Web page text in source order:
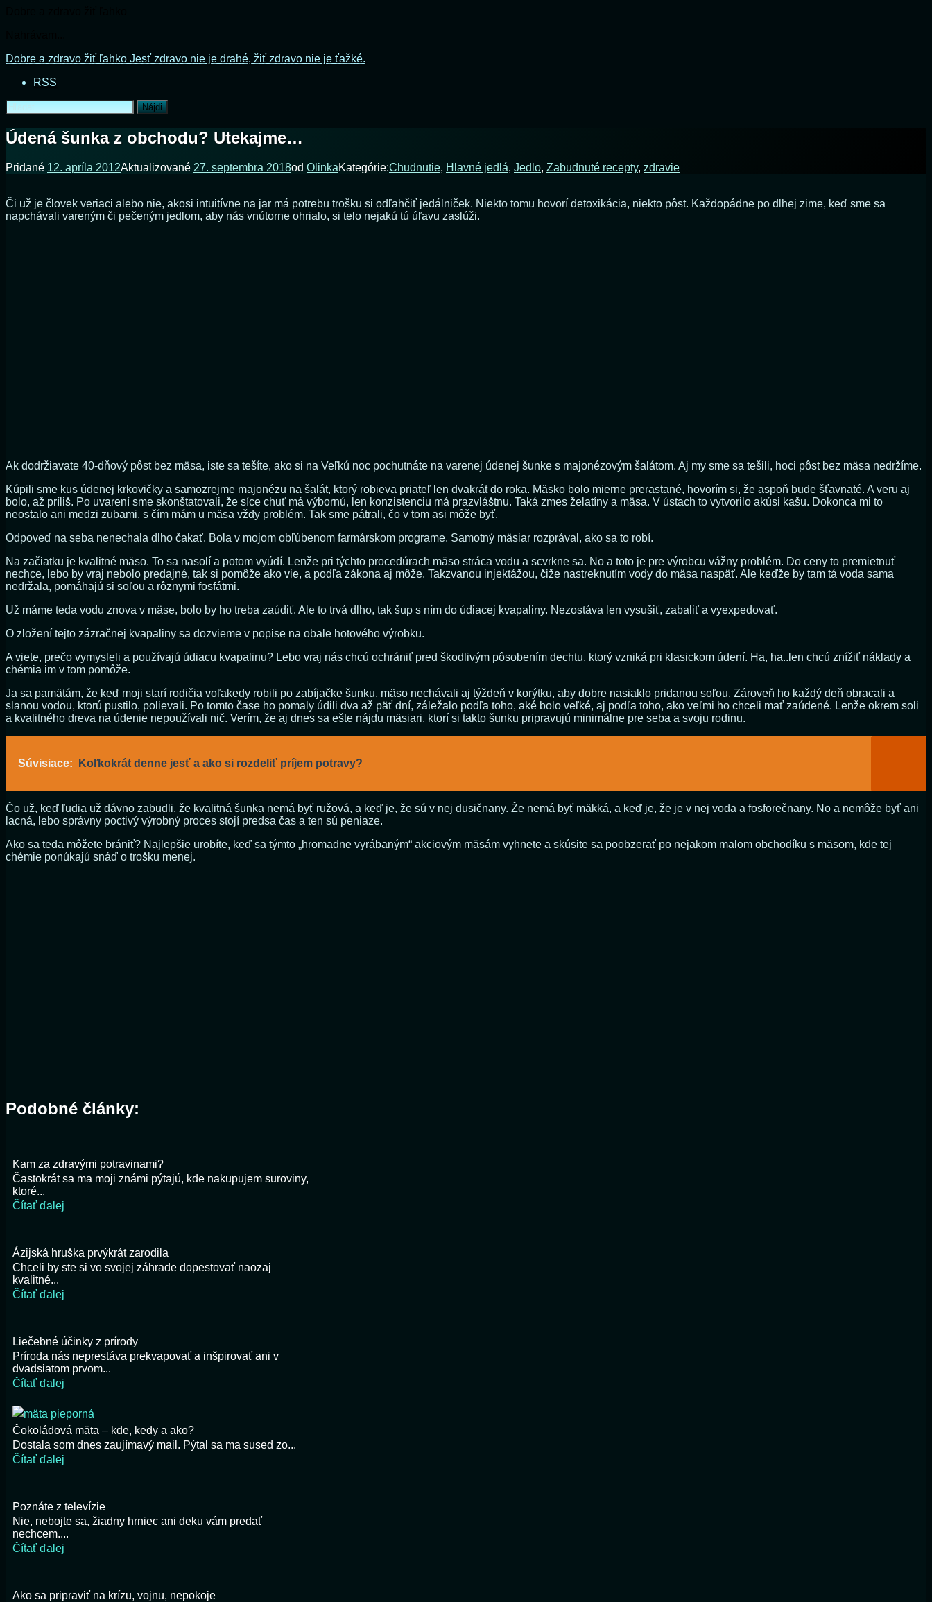
Prejsť
obsah
Dobre a zdravo žiť ľahko Jesť zdravo nie je drahé, žiť zdravo nie je ťažké.
RSS
Hľadať:
Údená šunka z obchodu? Utekajme…
Pridané 12. apríla 2012Aktualizované 27. septembra 2018od OlinkaKategórie:Chudnutie, Hlavné jedlá, Jedlo, Zabudnuté recepty, zdravie
Či už je človek veriaci alebo nie, akosi intuitívne na jar má potrebu trošku si odľahčiť jedálniček. Niekto tomu hovorí detoxikácia, niekto pôst. Každopádne po dlhej zime, keď sme sa
napchávali vareným či pečeným jedlom, aby nás vnútorne ohrialo, si telo nejakú tú úľavu zaslúži.
Ak dodržiavate 40-dňový pôst bez mäsa, iste sa tešíte, ako si na Veľkú noc pochutnáte na varenej údenej šunke s majonézovým šalátom. Aj my sme sa tešili, hoci pôst bez mäsa nedržíme.
Kúpili sme kus údenej krkovičky a samozrejme majonézu na šalát, ktorý robieva priateľ len dvakrát do roka. Mäsko bolo mierne prerastané, hovorím si, že aspoň bude šťavnaté. A veru aj
bolo, až príliš. Po uvarení sme skonštatovali, že síce chuť má výbornú, len konzistenciu má prazvláštnu. Taká zmes želatíny a mäsa. V ústach to vytvorilo akúsi kašu. Dokonca mi to
neostalo ani medzi zubami, s čím mám u mäsa vždy problém. Tak sme pátrali, čo v tom asi môže byť.
Odpoveď na seba nenechala dlho čakať. Bola v mojom obľúbenom farmárskom programe. Samotný mäsiar rozprával, ako sa to robí.
Na začiatku je kvalitné mäso. To sa nasolí a potom vyúdí. Lenže pri týchto procedúrach mäso stráca vodu a scvrkne sa. No a toto je pre výrobcu vážny problém. Do ceny to premietnuť
nechce, lebo by vraj nebolo predajné, tak si pomôže ako vie, a podľa zákona aj môže. Takzvanou injektážou, čiže nastreknutím vody do mäsa naspäť. Ale keďže by tam tá voda sama
nedržala, pomáhajú si soľou a rôznymi fosfátmi.
Už máme teda vodu znova v mäse, bolo by ho treba zaúdiť. Ale to trvá dlho, tak šup s ním do údiacej kvapaliny. Nezostáva len vysušiť, zabaliť a vyexpedovať.
O zložení tejto zázračnej kvapaliny sa dozvieme v popise na obale hotového výrobku.
A viete, prečo vymysleli a používajú údiacu kvapalinu? Lebo vraj nás chcú ochrániť pred škodlivým pôsobením dechtu, ktorý vzniká pri klasickom údení. Ha, ha..len chcú znížiť náklady a
chémia im v tom pomôže.
Ja sa pamätám, že keď moji starí rodičia voľakedy robili po zabíjačke šunku, mäso nechávali aj týždeň v korýtku, aby dobre nasiaklo pridanou soľou. Zároveň ho každý deň obracali a
slanou vodou, ktorú pustilo, polievali. Po tomto čase ho pomaly údili dva až päť dní, záležalo podľa toho, aké bolo veľké, aj podľa toho, ako veľmi ho chceli mať zaúdené. Lenže okrem soli
a kvalitného dreva na údenie nepoužívali nič. Verím, že aj dnes sa ešte nájdu mäsiari, ktorí si takto šunku pripravujú minimálne pre seba a svoju rodinu.
Súvisiace: Koľkokrát denne jesť a ako si rozdeliť príjem potravy?
Čo už, keď ľudia už dávno zabudli, že kvalitná šunka nemá byť ružová, a keď je, že sú v nej dusičnany. Že nemá byť mäkká, a keď je, že je v nej voda a fosforečnany. No a nemôže byť ani
lacná, lebo správny poctivý výrobný proces stojí predsa čas a ten sú peniaze.
Ako sa teda môžete brániť? Najlepšie urobíte, keď sa týmto „hromadne vyrábaným“ akciovým mäsám vyhnete a skúsite sa poobzerať po nejakom malom obchodíku s mäsom, kde tej
chémie ponúkajú snáď o trošku menej.
Podobné články:
Kam za zdravými potravinami?
Častokrát sa ma moji známi pýtajú, kde nakupujem suroviny,
ktoré...
Čítať ďalej
Ázijská hruška prvýkrát zarodila
Chceli by ste si vo svojej záhrade dopestovať naozaj
kvalitné...
Čítať ďalej
Liečebné účinky z prírody
Príroda nás neprestáva prekvapovať a inšpirovať ani v
dvadsiatom prvom...
Čítať ďalej
Čokoládová mäta – kde, kedy a ako?
Dostala som dnes zaujímavý mail. Pýtal sa ma sused zo...
Čítať ďalej
Poznáte z televízie
Nie, nebojte sa, žiadny hrniec ani deku vám predať
nechcem....
Čítať ďalej
Ako sa pripraviť na krízu, vojnu, nepokoje